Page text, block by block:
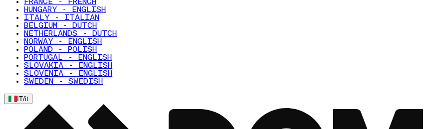
FRANCE - FRENCH
HUNGARY - ENGLISH
ITALY - ITALIAN
BELGIUM - DUTCH
NETHERLANDS - DUTCH
NORWAY - ENGLISH
POLAND - POLISH
PORTUGAL - ENGLISH
SLOVAKIA - ENGLISH
SLOVENIA - ENGLISH
SWEDEN - SWEDISH
IT/it